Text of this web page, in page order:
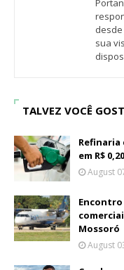
sua
TALVEZ VOCÊ
Refinaria
em R$ 0,20
August
Mossoró
August